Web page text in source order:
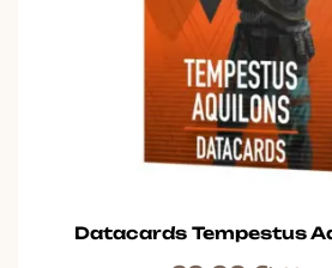
Datacards Tempestus